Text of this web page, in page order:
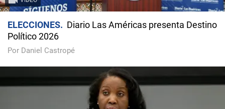
ELECCIONES
Diario Las Américas presenta Destino
Político 2026
Por Daniel Castropé